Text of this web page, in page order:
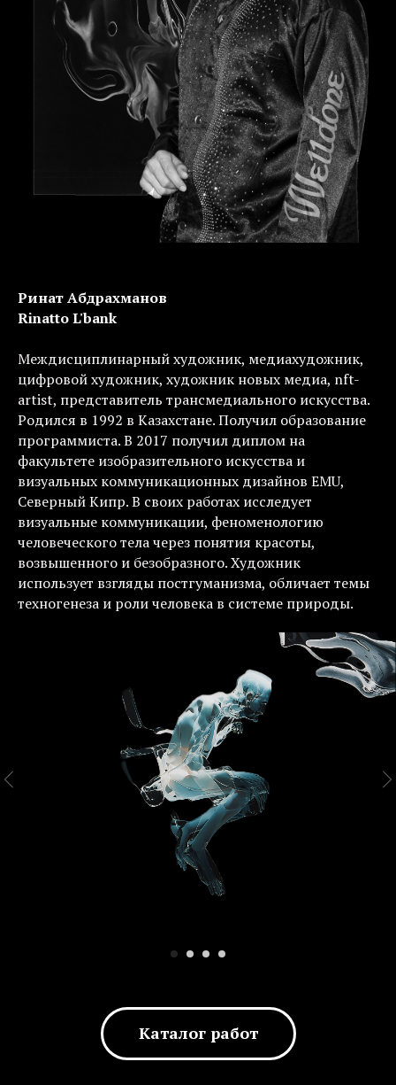
Ринат Абдрахманов
Rinatto L'bank
Междисциплинарный художник, медиахудожник,
цифровой художник, художник новых медиа, nft-
artist, представитель трансмедиального искусства.
Родился в 1992 в Казахстане. Получил образование
программиста. В 2017 получил диплом на
факультете изобразительного искусства и
визуальных коммуникационных дизайнов EMU,
Северный Кипр. В своих работах исследует
визуальные коммуникации, феноменологию
человеческого тела через понятия красоты,
возвышенного и безобразного. Художник
использует взгляды постгуманизма, обличает темы
техногенеза и роли человека в системе природы.
Каталог работ